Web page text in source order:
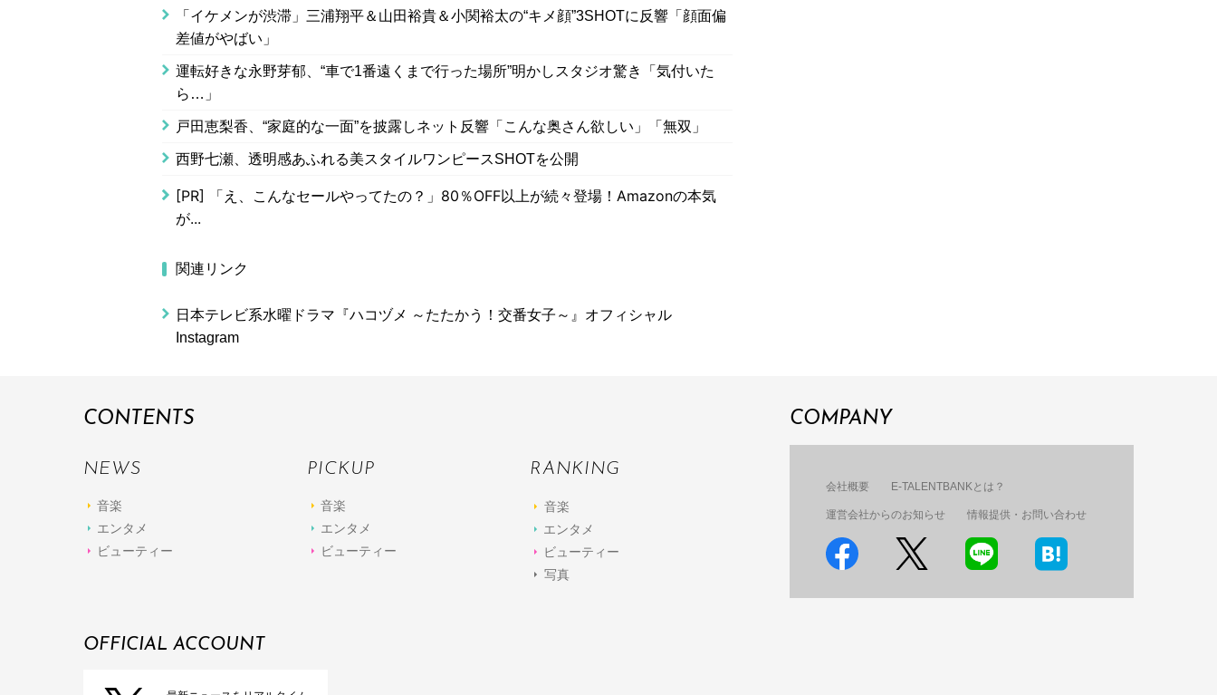
「イケメンが渋滞」三浦翔平＆山田裕貴＆小関裕太の“キメ顔”3SHOTに反響「顔面偏
差値がやばい」
運転好きな永野芽郁、“車で1番遠くまで行った場所”明かしスタジオ驚き「気付いた
ら…」
戸田恵梨香、“家庭的な一面”を披露しネット反響「こんな奥さん欲しい」「無双」
西野七瀬、透明感あふれる美スタイルワンピースSHOTを公開
[PR]
「え、こんなセールやってたの？」80％OFF以上が続々登場！Amazonの本気
が...
関連リンク
日本テレビ系水曜ドラマ『ハコヅメ ～たたかう！交番女子～』オフィシャル
Instagram
CONTENTS
NEWS
音楽
エンタメ
ビューティー
PICKUP
音楽
エンタメ
ビューティー
RANKING
音楽
エンタメ
ビューティー
写真
COMPANY
会社概要 E-TALENTBANKとは？
運営会社からのお知らせ 情報提供・お問い合わせ
OFFICIAL ACCOUNT